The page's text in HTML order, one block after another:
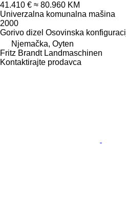
41.410 € ≈ 80.960 KM
Univerzalna komunalna mašina
2000
Gorivo dizel Osovinska
Njemačka, Oyten
Fritz Brandt Landmaschinen
Kontaktirajte prodavca